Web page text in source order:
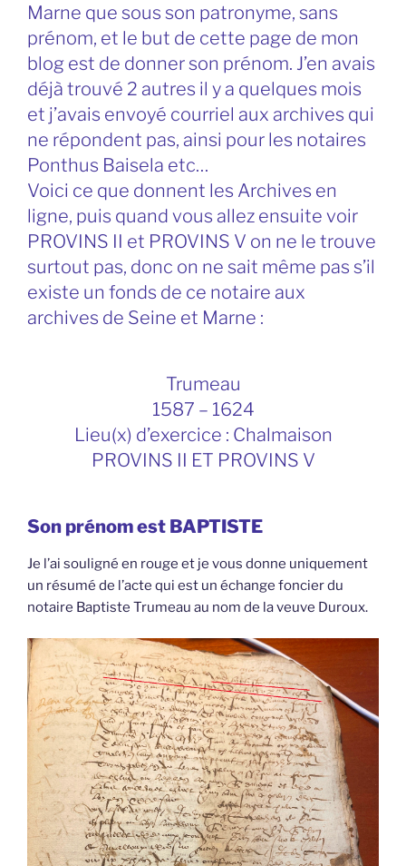
Marne que sous son patronyme, sans
prénom, et le but de cette page de mon
blog est de donner son prénom. J’en avais
déjà trouvé 2 autres il y a quelques mois
et j’avais envoyé courriel aux archives qui
ne répondent pas, ainsi pour les notaires
Ponthus Baisela etc…
Voici ce que donnent les Archives en
ligne, puis quand vous allez ensuite voir
PROVINS II et PROVINS V on ne le trouve
surtout pas, donc on ne sait même pas s’il
existe un fonds de ce notaire aux
archives de Seine et Marne :
Trumeau
1587 – 1624
Lieu(x) d’exercice : Chalmaison
PROVINS II ET PROVINS V
Son prénom est BAPTISTE
Je l’ai souligné en rouge et je vous donne uniquement
un résumé de l’acte qui est un échange foncier du
notaire Baptiste Trumeau au nom de la veuve Duroux.